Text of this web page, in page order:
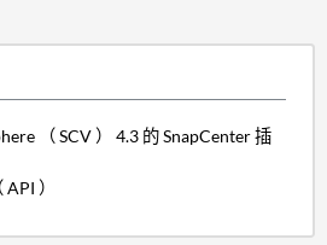
（ SCV ） 4.3 的 SnapCenter 插
）